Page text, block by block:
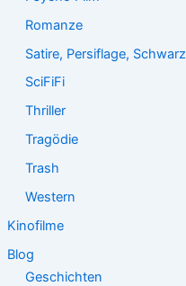
Romanze
Satire, Persiflage, Schwarz
SciFiFi
Thriller
Tragödie
Trash
Western
Kinofilme
Blog
Geschichten